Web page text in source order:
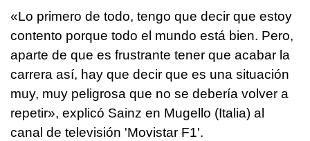
«Lo primero de todo, tengo que decir que estoy
contento porque todo el mundo está bien. Pero,
aparte de que es frustrante tener que acabar la
carrera así, hay que decir que es una situación
muy, muy peligrosa que no se debería volver a
repetir», explicó Sainz en Mugello (Italia) al
canal de televisión 'Movistar F1'.